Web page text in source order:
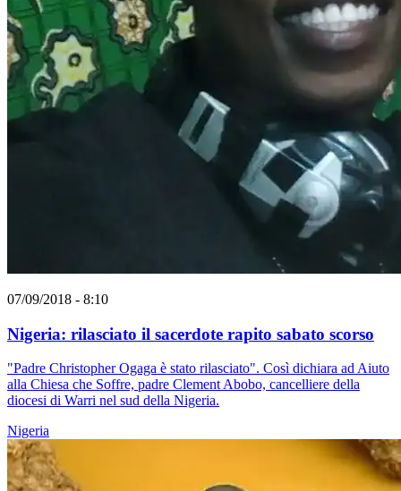
07/09/2018 - 8:10
Nigeria: rilasciato il sacerdote rapito sabato scorso
"Padre Christopher Ogaga è stato rilasciato". Così dichiara ad Aiuto
alla Chiesa che Soffre, padre Clement Abobo, cancelliere della
diocesi di Warri nel sud della Nigeria.
Nigeria